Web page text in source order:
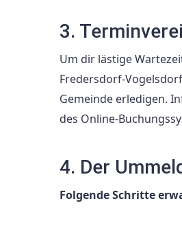
3.
Um dir lästige
Fredersdorf-
Gemeinde erledigen.
des Online-
4. Der
Folgende Schritte